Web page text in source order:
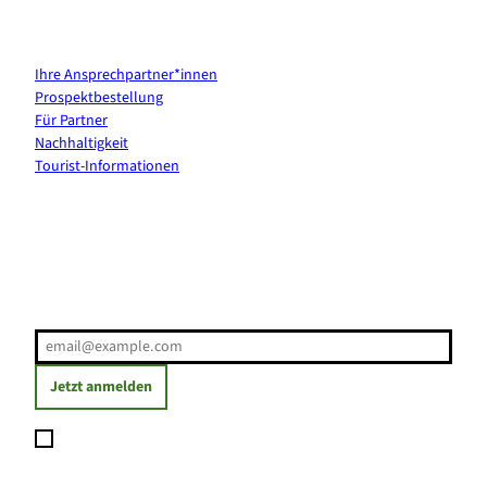
Ihre Ansprechpartner*innen
Prospektbestellung
Für Partner
Nachhaltigkeit
Tourist-Informationen
Jetzt anmelden